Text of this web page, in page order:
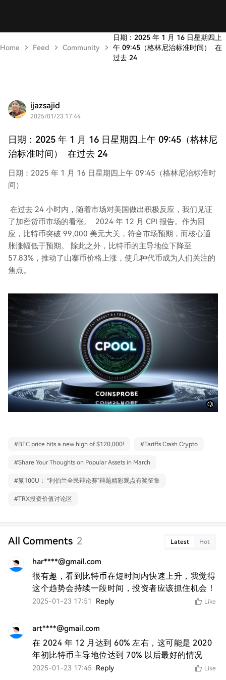
Home Feed Community
日期：2025 年 1 月 16 日星期四上
午 09:45（格林尼治标准时间） 在
过去 24
ijazsajid
2025/01/23 17:44
日期：2025 年 1 月 16 日星期四上午 09:45（格林尼
治标准时间） 在过去 24
日期：2025 年 1 月 16 日星期四上午 09:45（格林尼治标准时
间）
在过去 24 小时内，随着市场对美国做出积极反应，我们见证
了加密货币市场的看涨。 2024 年 12 月 CPI 报告。作为回
应，比特币突破 99,000 美元大关，符合市场预期，而核心通
胀涨幅低于预期。 除此之外，比特币的主导地位下降至
57.83%，推动了山寨币价格上涨，使几种代币成为人们关注的
焦点。
#BTC price hits a new high of $120,000! #Tariffs Crash Crypto
#Share Your Thoughts on Popular Assets in March
#赢100U： “利伯兰全民辩论赛”辩题精彩观点有奖征集
#TRX投资价值讨论区
All Comments 2 Latest Hot
har****@gmail.com
很有趣，看到比特币在短时间内快速上升，我觉得
这个趋势会持续一段时间，投资者应该抓住机会！
2025-01-23 17:51 Reply Like
art****@gmail.com
在 2024 年 12 月达到 60% 左右，这可能是 2020
年初比特币主导地位达到 70% 以后最好的情况
2025-01-23 17:45 Reply Like